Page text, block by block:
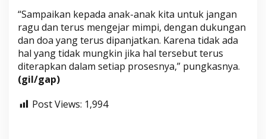
“Sampaikan kepada anak-anak kita untuk jangan
ragu dan terus mengejar mimpi, dengan dukungan
dan doa yang terus dipanjatkan. Karena tidak ada
hal yang tidak mungkin jika hal tersebut terus
diterapkan dalam setiap prosesnya,” pungkasnya.
(gil/gap)
Post Views: 1,994